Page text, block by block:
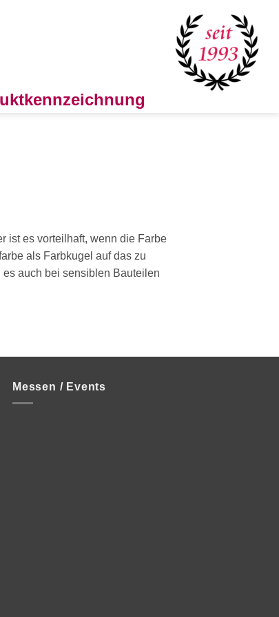
ist es vorteilhaft, wenn die Farbe
als Farbkugel auf das zu
auch bei sensiblen Bauteilen
Messen / Events